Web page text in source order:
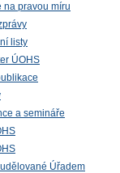
na pravou míru
listy
ÚOHS
a semináře
Úřadem